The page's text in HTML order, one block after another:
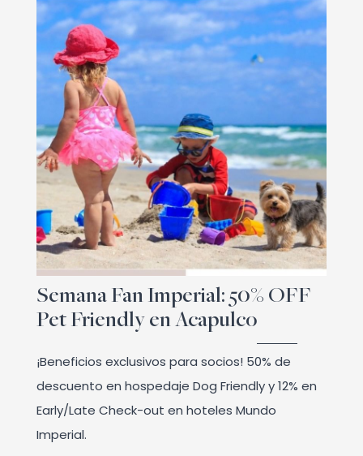
Semana Fan Imperial: 50% OFF
Pet Friendly en Acapulco
¡Beneficios exclusivos para socios! 50% de
descuento en hospedaje Dog Friendly y 12% en
Early/Late Check-out en hoteles Mundo
Imperial.